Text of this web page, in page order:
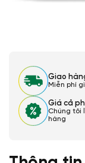
Giao
Miễn phí
Giá cả
Chúng tôi
hàng